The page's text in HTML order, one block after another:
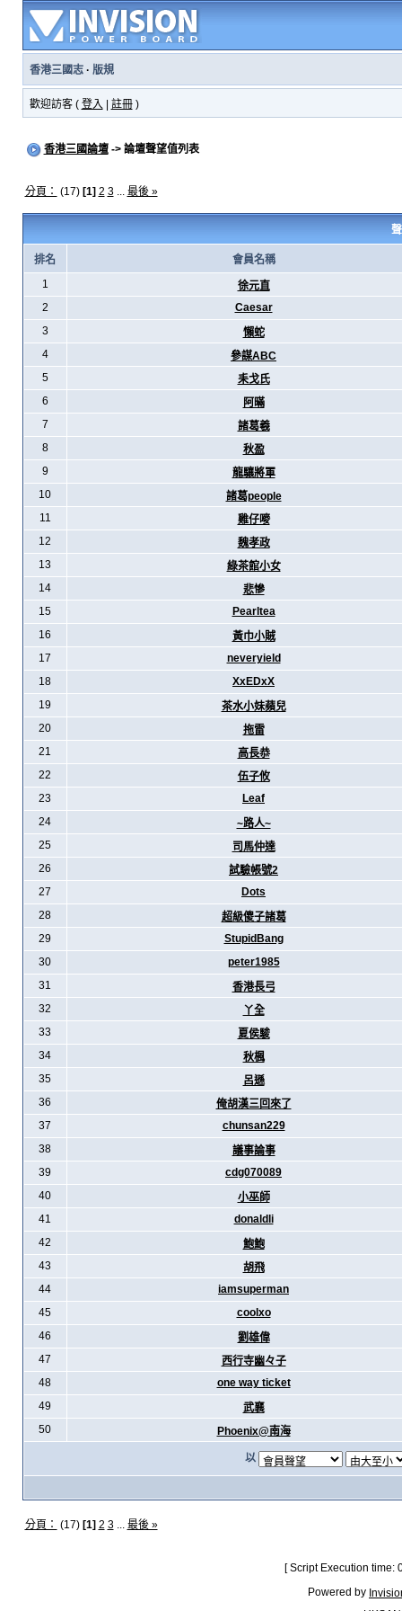
香港三國志· 版規
歡迎訪客 ( 登入 註冊)
香港三國論壇-> 論壇聲望值列表
分頁： (17) [1] 2 3... 最後 »
排名
會員名稱
1
徐元直
2
Caesar
3
懶蛇
4
參謀ABC
5
耒戈氏
6
阿暪
7
諸葛羲
8
秋盈
9
龍驤將軍
10
諸葛people
11
雞仔嘜
12
魏孝政
13
綠茶館小女
14
悲慘
15
Pearltea
16
黃巾小賊
17
neveryield
18
XxEDxX
19
茶水小妹蘋兒
20
拖雷
21
高長恭
22
伍子攸
23
Leaf
24
~路人~
25
司馬仲達
26
試驗帳號2
27
Dots
28
超級傻子諸葛
29
StupidBang
30
peter1985
31
香港長弓
32
丫全
33
夏侯駿
34
秋楓
35
呂遜
36
俺胡漢三回來了
37
chunsan229
38
議事論事
39
cdg070089
40
小巫師
41
donaldli
42
鮑鮑
43
胡飛
44
iamsuperman
45
coolxo
46
劉雄偉
47
西行寺幽々子
48
one way ticket
49
武襄
50
Phoenix@南海
以
分頁： (17) [1] 2 3... 最後 »
[ Script Execution
Powered by